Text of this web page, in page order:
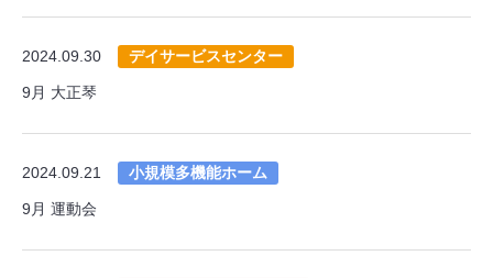
2024.09.30 デイサービスセンター
9月 大正琴
2024.09.21 小規模多機能ホーム
9月 運動会